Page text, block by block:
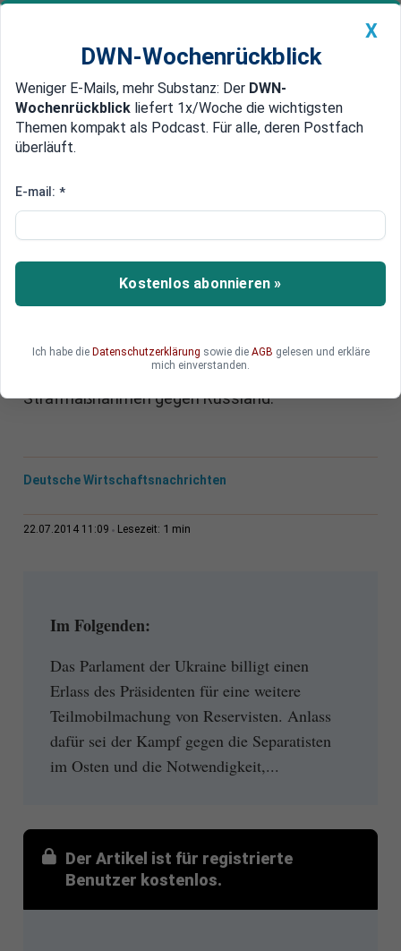
Newsticker MEIN DWN: Geldanlage Premium
Edelmetalle DWN-Magazin China
Rebellen haben Flugschreiber übergeben
Ukraine beschließt weitere Teil-
Mobilmachung
Die Ukraine wird weitere Reservisten einziehen,
malaysischen Behörden übergeben. In Brüssel
Strafmaßnahmen gegen Russland.
Deutsche Wirtschaftsnachrichten
22.07.2014 11:09 Lesezeit: 1 min
Im Folgenden:
Das Parlament der Ukraine billigt einen
Erlass des Präsidenten für eine weitere
Teilmobilmachung von Reservisten. Anlass
dafür sei der Kampf gegen die Separatisten
im Osten und die Notwendigkeit,...
Der Artikel ist für registrierte
Benutzer kostenlos.
X
DWN-Wochenrückblick
Weniger E-Mails, mehr Substanz: Der DWN-
Wochenrückblick liefert 1x/Woche die wichtigsten
Themen kompakt als Podcast. Für alle, deren Postfach
überläuft.
E-mail: *
Kostenlos abonnieren »
Ich habe die Datenschutzerklärung sowie die AGB gelesen und erkläre
mich einverstanden.